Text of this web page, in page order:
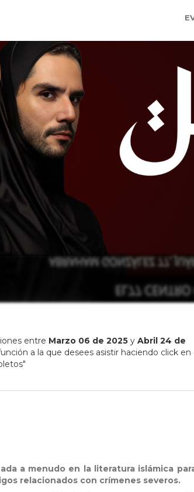
entre Marzo 06 de 2025y Abril 24 de
a la que desees asistir haciendo click en
a menudo en la literatura islámica
relacionados con crímenes severos.